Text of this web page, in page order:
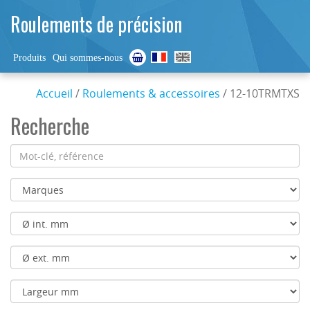
Roulements de précision
Produits Qui sommes-nous
Accueil / Roulements & accessoires / 12-10TRMTXS
Recherche